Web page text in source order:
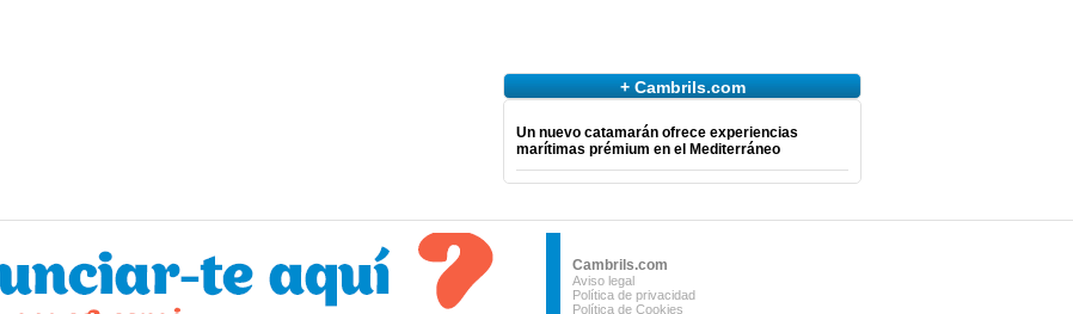
+ Cambrils.com
Un nuevo catamarán ofrece experiencias
marítimas prémium en el Mediterráneo
Cambrils.com
Aviso legal
Política de privacidad
Política de Cookies